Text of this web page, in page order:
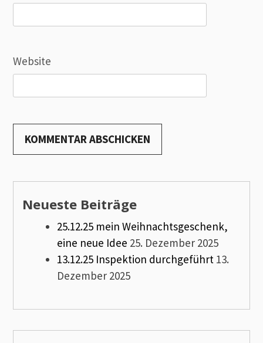
Website
Neueste Beiträge
25.12.25 mein Weihnachtsgeschenk,
eine neue Idee 25. Dezember 2025
13.12.25 Inspektion durchgeführt 13.
Dezember 2025